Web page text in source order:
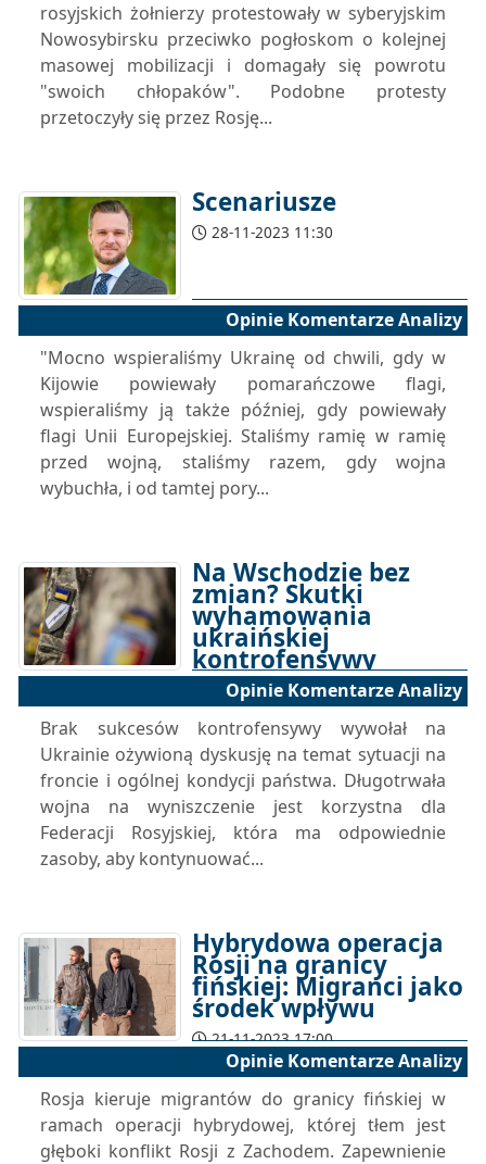
rosyjskich żołnierzy protestowały w syberyjskim
Nowosybirsku przeciwko pogłoskom o kolejnej
masowej mobilizacji i domagały się powrotu
"swoich chłopaków". Podobne protesty
przetoczyły się przez Rosję...
Scenariusze
28-11-2023 11:30
Opinie Komentarze Analizy
"Mocno wspieraliśmy Ukrainę od chwili, gdy w
Kijowie powiewały pomarańczowe flagi,
wspieraliśmy ją także później, gdy powiewały
flagi Unii Europejskiej. Staliśmy ramię w ramię
przed wojną, staliśmy razem, gdy wojna
wybuchła, i od tamtej pory...
Na Wschodzie bez
zmian? Skutki
wyhamowania
ukraińskiej
kontrofensywy
23-11-2023 17:00
Opinie Komentarze Analizy
Brak sukcesów kontrofensywy wywołał na
Ukrainie ożywioną dyskusję na temat sytuacji na
froncie i ogólnej kondycji państwa. Długotrwała
wojna na wyniszczenie jest korzystna dla
Federacji Rosyjskiej, która ma odpowiednie
zasoby, aby kontynuować...
Hybrydowa operacja
Rosji na granicy
fińskiej: Migranci jako
środek wpływu
21-11-2023 17:00
Opinie Komentarze Analizy
Rosja kieruje migrantów do granicy fińskiej w
ramach operacji hybrydowej, której tłem jest
głęboki konflikt Rosji z Zachodem. Zapewnienie